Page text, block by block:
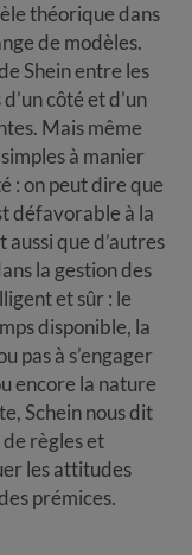
théorique dans
de modèles.
Shein entre les
côté et d’un
Mais même
à manier
: on peut dire que
défavorable à la
aussi que d’autres
la gestion des
et sûr : le
disponible, la
pas à s’engager
encore la nature
Schein nous dit
règles et
les attitudes
prémices.